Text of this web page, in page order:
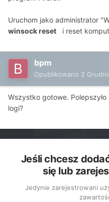
Uruchom jako administrator
winsock reset i reset
bpm
Opublikowano 2
Wszystko gotowe.
logi?
Jeśli chcesz
się lub
Jedynie zarejestrowani